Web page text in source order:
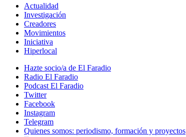
Actualidad
Investigación
Creadores
Movimientos
Iniciativa
Hiperlocal
Hazte socio/a de El Faradio
Radio El Faradio
Podcast El Faradio
Twitter
Facebook
Instagram
Telegram
Quienes somos: periodismo, formación y proyectos